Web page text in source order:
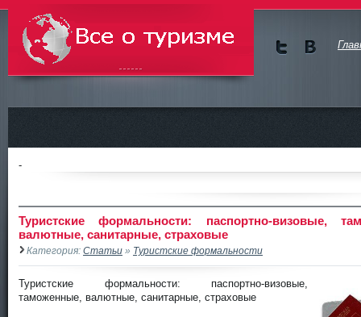
Всё о туризме
-
Туристские формальности: паспортно-визовые,
валютные, санитарные, страховые
Категория: Статьи » Туристские формальности
Туристские формальности: паспортно-визовые,
таможенные, валютные, санитарные, страховые